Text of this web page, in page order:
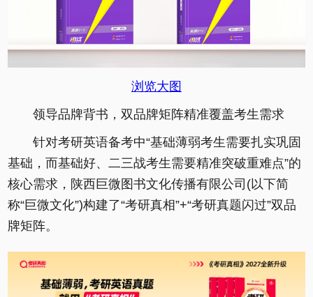
浏览大图
领导品牌背书，双品牌矩阵精准覆盖考生需求
针对考研英语备考中“基础薄弱考生需要扎实巩固
基础，而基础好、二三战考生需要精准突破重难点”的
核心需求，陕西巨微图书文化传播有限公司(以下简
称“巨微文化”)构建了“考研真相”+“考研真题闪过”双品
牌矩阵。